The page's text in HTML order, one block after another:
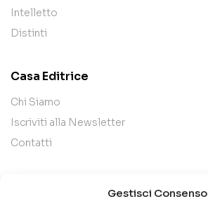
Gestisci Consenso
Intelletto
Distinti
Casa Editrice
Chi Siamo
Iscriviti alla Newsletter
Contatti